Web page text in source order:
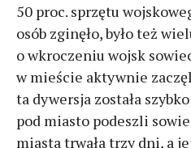
50 proc. sprzętu
osób zginęło, było też
o wkroczeniu wojsk
w mieście aktywnie
ta dywersja została
pod miasto podeszli
miasta trwała trzy dni, a